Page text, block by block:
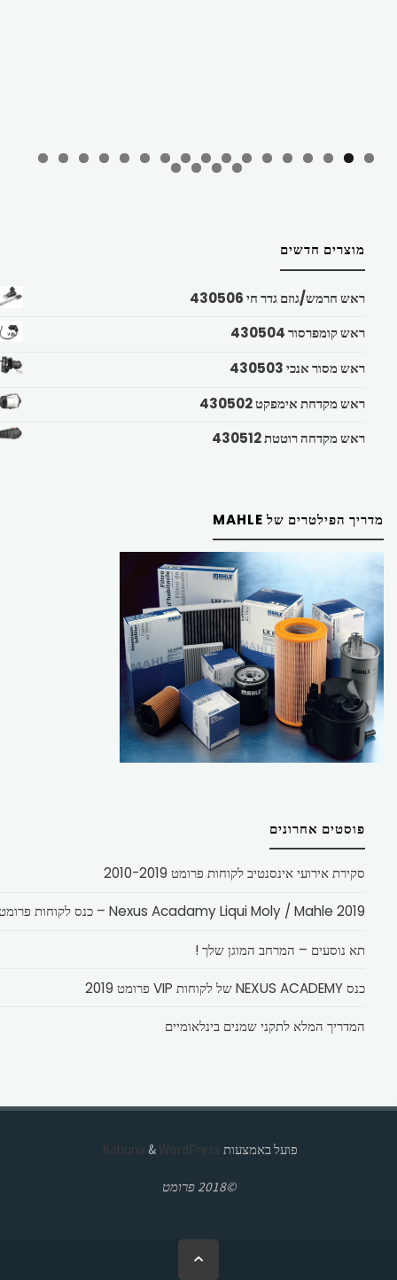
מוצרים חדשים
ראש חרמש/גוזם גדר חי 430506
ראש קומפרסור 430504
ראש מסור אנכי 430503
ראש מקדחת אימפקט 430502
ראש מקדחה רוטטת 430512
מדריך הפילטרים של MAHLE
פוסטים אחרונים
סקירת אירועי אינסנטיב לקוחות פרומט 2010-2019
Nexus Acadamy Liqui Moly / Mahle 2019 – כנס לקוחות פרומט
תא נוסעים – המרחב המוגן שלך !
כנס NEXUS ACADEMY של לקוחות VIP פרומט 2019
המדריך המלא לתקני שמנים בינלאומיים
פועל באמצעות & WordPress.
©2018 פרומט
בחזרה